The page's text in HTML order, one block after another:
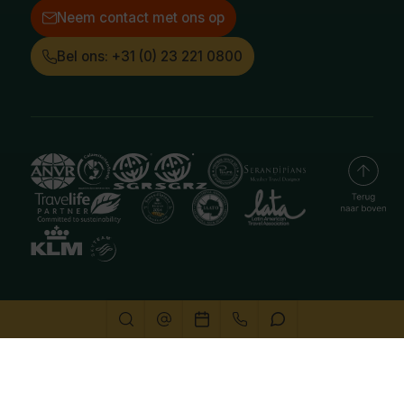
Neem contact met ons op
Bel ons: +31 (0) 23 221 0800